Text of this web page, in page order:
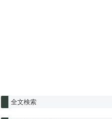
全文検索